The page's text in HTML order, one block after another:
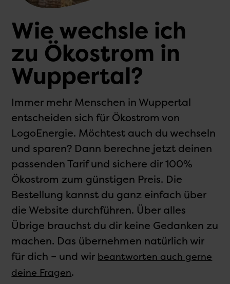
Wie wechsle ich
zu Ökostrom in
Wuppertal?
Immer mehr Menschen in Wuppertal
entscheiden sich für Ökostrom von
LogoEnergie. Möchtest auch du wechseln
und sparen? Dann berechne jetzt deinen
passenden Tarif und sichere dir 100%
Ökostrom zum günstigen Preis. Die
Bestellung kannst du ganz einfach über
die Website durchführen. Über alles
Übrige brauchst du dir keine Gedanken zu
machen. Das übernehmen natürlich wir
für dich – und wir beantworten auch gerne
deine Fragen.